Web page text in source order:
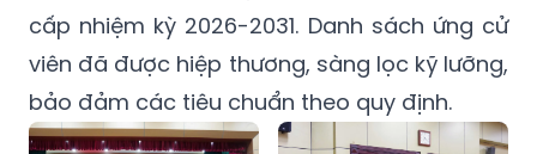
cấp nhiệm kỳ 2026-2031. Danh sách ứng cử
viên đã được hiệp thương, sàng lọc kỹ lưỡng,
bảo đảm các tiêu chuẩn theo quy định.